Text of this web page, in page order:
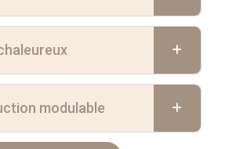
modulable